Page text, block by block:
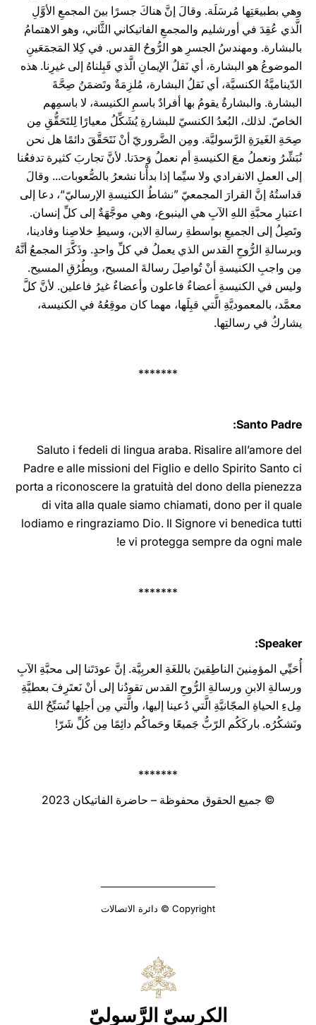
وهي بطبيعَتِها مُرسَلَة. وقالَ إنَّ هناكَ جسرًا بينَ المجمعِ الأوَّلِ
الَّذي عُقِدَ في أورشليم والمجمعِ الفاتيكاني الثَّاني، وهو الاهتمامُ
بالبشارة. ومهندسُ الجسرِ هو الرُّوحُ القدس. في كِلا المَجمَعَينِ
الموضوعُ هو البشارة، أي نَقلُ الإيمانِ الَّذي قَبِلناهُ إلى غيرِنا. هذه
الدّيناميَّةُ الكنسيَّة، أي نَقلُ البشارة، مُلزِمَةٌ وتَضمَنُ صِحَّةَ
البشارة. والبشارةُ يقومُ بها أفرادٌ باسمِ الكنيسة، لا باسمِهم
الخاصّ. لذلك، البُعدُ الكنسيّ للبشارةِ يُشَكِّلُ معيارًا لِلتَحَقُّقِ مِن
صِحَةِ الغَيرَةِ الرَّسوليَّة. ومِن الضَّروريّ أنْ نَتَحَقَّقَ دائمًا هل نحن
نُبَشِّرُ ونعملُ معَ الكنيسةِ أم نعملُ وَحدَنا. لأنَّ تجاربَ كثيرة تدفعُنا
إلى العملِ الانفرادي ولا سيِّما إذا بدأْنا نشعرُ بالصُّعوبات... وقالَ
قداستُهُ إنَّ القرارَ المجمعيّ ”نشاطُ الكنيسةِ الإرساليّ“، دعا إلى
اعتبارِ محبَّةِ اللهِ الآبِ هي الينبوع، وهي موجَّهَةٌ إلى كلِّ إنسان.
وتَصِلُ إلى الجميعِ بواسطةِ رسالةِ الابن، وسيطِ خلاصِنا وفادينا،
وبرسالةِ الرُّوحِ القدس الذي يعملُ في كلِّ واحدٍ. وذَكَّرَ المجمعُ أنَّهُ
مِن واجبِ الكنيسةِ أنْ تُواصِلَ رسالةَ المسيح، وبِطُرُقِ المسيح.
وليس في الكنيسةِ أعضاءٌ فاعلون وأعضاءٌ غيرُ فاعلين. لأنَّ كلَّ
معمَّد، بالمعموديَّةِ الَّتي قبِلَها، مهما كان موقِعُهُ في الكنيسة،
يشاركُ في رسالتِها.
*******
Santo Padre:
Saluto i fedeli di lingua araba. Risalire all’amore del
Padre e alle missioni del Figlio e dello Spirito Santo ci
porta a riconoscere la gratuità del dono della pienezza
di vita alla quale siamo chiamati, dono per il quale
lodiamo e ringraziamo Dio. Il Signore vi benedica tutti
e vi protegga ‎sempre da ogni male‎‎‎‏!
*******
Speaker:
أُحَيِّي المؤمِنينَ الناطِقينَ باللغَةِ العربِيَّة. إنَّ عودَتَنا إلى محبَّةِ الآبِ
ورسالةِ الابنِ ورسالةِ الرُّوحِ القدس تقودُنا إلى أنْ نَعتَرِفَ بعطيَّةِ
مِلءِ الحياةِ المجّانيَّةِ الَّتي دُعينا إليها، والَّتي مِن أجلِها نُسَبِّحُ اللهَ
ونَشكُرُه. باركَكُم الرّبُّ جَميعًا وحَماكُم دائِمًا مِن كُلِّ شَرّ!
*******
© جميع الحقوق محفوظة – حاضرة الفاتيكان 2023
Copyright © دائرة الاتصالات
الكرسيّ الرَّسوليّ